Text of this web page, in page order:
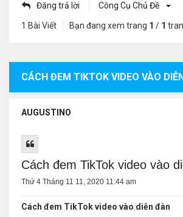
Đăng trả lời Công Cụ Chủ Đề
1 Bài Viết Bạn đang xem trang 1 / 1
CÁCH ĐEM TIKTOK VIDEO VÀO
AUGUSTINO
Cách đem TikTok video vào
Thứ 4 Tháng 11 11, 2020 11:44 am
Cách đem TikTok video vào diễn đàn